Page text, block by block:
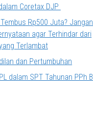
Coretax DJP
Rp500 Juta?
agar Terhindar dari
Terlambat
dan Pertumbuhan
dalam SPT Tahunan PPh